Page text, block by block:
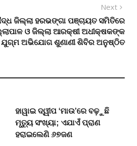
Next
post:
ଜିଲ୍ଲା ହରଭଙ୍ଗା ପଞ୍ଚାୟତ ସମିତିରେ
ଓ ଜିଲ୍ଲା ଆରକ୍ଷୀ ଅଧୀକ୍ଷକଙ୍କ
ଯୁଗ୍ମ ଅଭିଯୋଗ ଶୁଣାଣୀ ଶିବିର ଅନୁଷ୍ଠିତ
ହାୱାଇ ଦ୍ୱୀପ ‘ମାଉ’ରେ ବଢ଼ୁଛି
ମୃତ୍ୟୁ ସଂଖ୍ୟା; ଏଯାଏଁ ପ୍ରାଣ
ହରାଇଲେଣି ୬୭ଜଣ